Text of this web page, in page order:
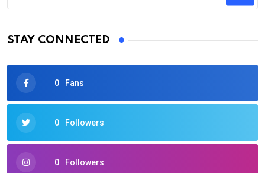
STAY CONNECTED
0 Fans
0 Followers
0 Followers